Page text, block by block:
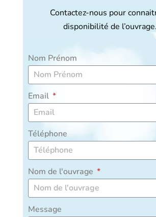
Contactez-nous pour
disponibilité de l’ouvrage.
Nom Prénom
Email
Téléphone
Nom de l'ouvrage
Message